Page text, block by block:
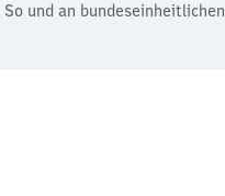
und an bundeseinheitlichen